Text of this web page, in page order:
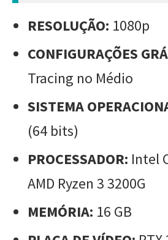
RESOLUÇÃO: 1080p
CONFIGURAÇÕES
Tracing no Médio
SISTEMA
(64 bits)
PROCESSADOR: Intel
AMD Ryzen 3 3200G
MEMÓRIA: 16 GB